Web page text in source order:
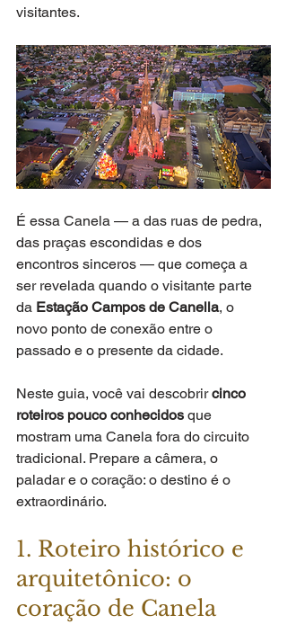
visitantes.
É essa Canela — a das ruas de pedra,
das praças escondidas e dos
encontros sinceros — que começa a
ser revelada quando o visitante parte
da Estação Campos de Canella, o
novo ponto de conexão entre o
passado e o presente da cidade.
Neste guia, você vai descobrir cinco
roteiros pouco conhecidos que
mostram uma Canela fora do circuito
tradicional. Prepare a câmera, o
paladar e o coração: o destino é o
extraordinário.
1. Roteiro histórico e
arquitetônico: o
coração de Canela